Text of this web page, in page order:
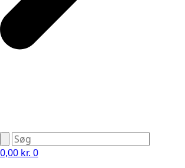
0,00 kr. 0